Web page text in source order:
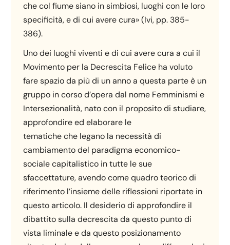
che col fiume siano in simbiosi, luoghi con le loro
specificità, e di cui avere cura» (Ivi, pp. 385-
386).
Uno dei luoghi viventi e di cui avere cura a cui il
Movimento per la Decrescita Felice ha voluto
fare spazio da più di un anno a questa parte è un
gruppo in corso d’opera dal nome Femminismi e
Intersezionalità, nato con il proposito di studiare,
approfondire ed elaborare le
tematiche che legano la necessità di
cambiamento del paradigma economico-
sociale capitalistico in tutte le sue
sfaccettature, avendo come quadro teorico di
riferimento l’insieme delle riflessioni riportate in
questo articolo. Il desiderio di approfondire il
dibattito sulla decrescita da questo punto di
vista liminale e da questo posizionamento